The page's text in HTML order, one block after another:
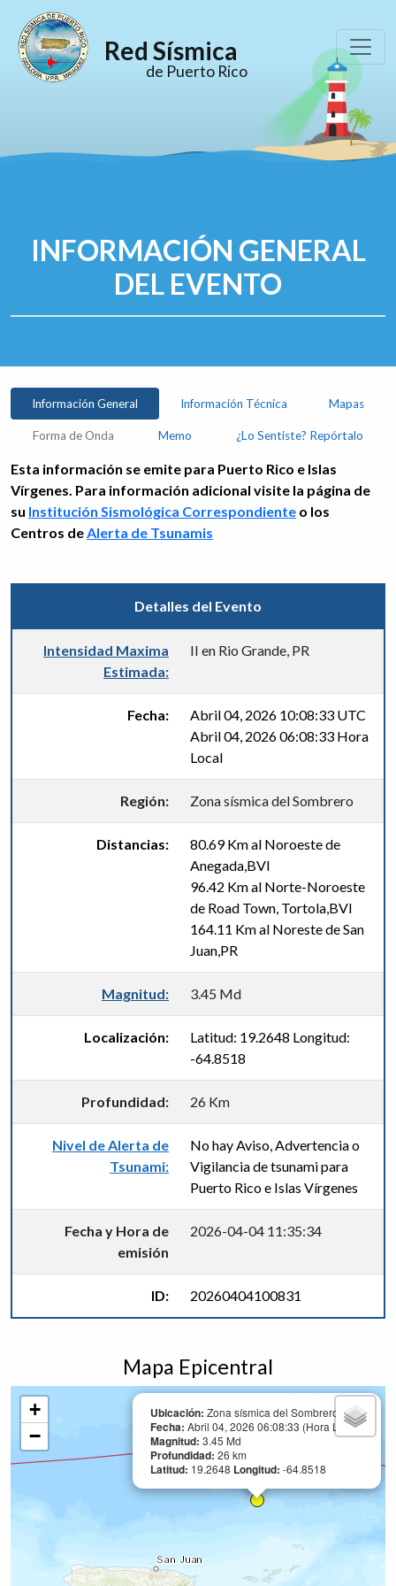
Red Sísmica
de Puerto Rico
INFORMACIÓN GENERAL
DEL EVENTO
Información General Información Técnica Mapas
Forma de Onda Memo ¿Lo Sentiste? Repórtalo
Esta información se emite para Puerto Rico e Islas
Vírgenes. Para información adicional visite la página de
su Institución Sismológica Correspondiente o los
Centros deAlerta de Tsunamis
Detalles del Evento
Intensidad Maxima
Estimada:
II en Rio Grande, PR
Fecha:
Abril 04, 2026 10:08:33 UTC
Abril 04, 2026 06:08:33 Hora
Local
Región: Zona sísmica del Sombrero
Distancias:
80.69 Km al Noroeste de
Anegada,BVI
96.42 Km al Norte-Noroeste
de Road Town, Tortola,BVI
164.11 Km al Noreste de San
Juan,PR
Magnitud: 3.45 Md
Localización:
Latitud: 19.2648 Longitud:
-64.8518
Profundidad: 26 Km
Nivel de Alerta de
Tsunami:
No hay Aviso, Advertencia o
Vigilancia de tsunami para
Puerto Rico e Islas Vírgenes
Fecha y Hora de
emisión
2026-04-04 11:35:34
ID: 20260404100831
Mapa Epicentral
Ubicación: Zona sísmica del Sombrero
Fecha: Abril 04, 2026 06:08:33 (Hora Local)
Magnitud: 3.45 Md
Profundidad: 26 km
Latitud: 19.2648 Longitud: -64.8518
+
−